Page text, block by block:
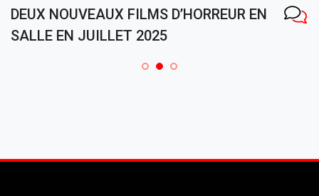
DEUX NOUVEAUX FILMS D’HORREUR EN
SALLE EN JUILLET 2025